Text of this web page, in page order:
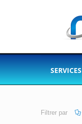
SERVICES
Filtrer par